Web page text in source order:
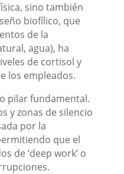
sino también
biofílico, que
de la
agua), ha
de cortisol y
los empleados.
pilar fundamental.
y zonas de silencio
por la
que el
de ‘deep work’ o